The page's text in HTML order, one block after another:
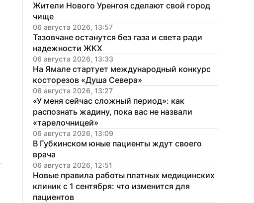
Жители Нового Уренгоя сделают свой город
чище
06 августа 2026, 13:57
Тазовчане останутся без газа и света ради
надежности ЖКХ
06 августа 2026, 13:33
На Ямале стартует международный конкурс
косторезов «Душа Севера»
06 августа 2026, 13:27
«У меня сейчас сложный период»: как
распознать жадину, пока вас не назвали
«тарелочницей»
06 августа 2026, 13:09
В Губкинском юные пациенты ждут своего
врача
06 августа 2026, 12:51
Новые правила работы платных медицинских
клиник с 1 сентября: что изменится для
пациентов